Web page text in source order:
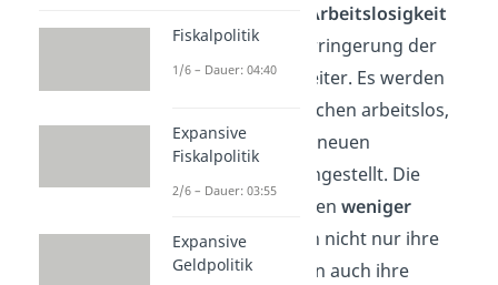
hohe Arbeitslosigkeit
beschleunigt die Verringerung der
Geldmenge noch weiter. Es werden
nicht nur viele Menschen arbeitslos,
sondern auch keine neuen
Mitarbeiter mehr eingestellt. Die
Unternehmen machenweniger
Umsatzund müssen nicht nur ihre
Lohnkosten, sondern auch ihre
Fiskalpolitik
1/6 – Dauer: 04:40
Expansive
Fiskalpolitik
2/6 – Dauer: 03:55
Expansive
Geldpolitik